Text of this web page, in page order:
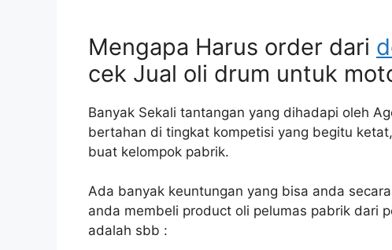
Mengapa Harus order dari
cek Jual oli drum untuk
Banyak Sekali tantangan yang dihadapi oleh
bertahan di tingkat kompetisi yang begitu
buat kelompok pabrik.
Ada banyak keuntungan yang bisa anda
anda membeli product oli pelumas pabrik dari
adalah sbb :